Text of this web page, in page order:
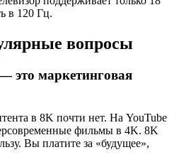
в 120 Гц.
вопросы
это маркетинговая
в 8K почти нет. На YouTube
фильмы в 4K. 8K
Вы платите за «будущее»,